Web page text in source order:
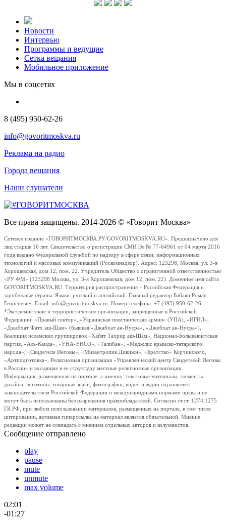
Новости
Интервью
Программы и ведущие
Сетка вещания
Мобильное приложение
Мы в соцсетях
8 (495) 950-62-26
info@govoritmoskva.ru
Реклама на радио
Города вещания
Наши слушатели
Все права защищены. 2014-2026 © «Говорит Москва»
Сетевое издание «ГОВОРИТМОСКВА.РУ/GOVORITMOSKVA.RU». Предназначено для
лиц старше 16 лет. Свидетельство о регистрации СМИ Эл № 77-64961 от 04 марта 2016
года выдано Федеральной службой по надзору в сфере связи, информационных
технологий и массовых коммуникаций (Роскомнадзор). Адрес: 123298, Москва, ул. 3-я
Хорошевская, дом 12, пом. 22. Учредитель Общество с ограниченной ответственностью
«РУ ФМ» (123298 Москва, ул. 3-я Хорошевская, дом 12, пом. 22). Доменное имя сайта
GOVORITMOSKVA.RU. Территория распространения – Российская Федерация и
зарубежные страны. Языки: русский и английский. Главный редактор Бабаян Роман
Георгиевич. Email: info@govoritmoskva.ru. Номер телефона: +7 (495) 950-62-26
*Экстремистские и террористические организации, запрещенные в Российской
Федерации: «Правый сектор», «Украинская повстанческая армия» (УПА), «ИГИЛ»,
«Джабхат Фатх аш-Шам» (бывшая «Джабхат ан-Нусра», «Джебхат ан-Нусра»),
Коалиция исламских группировок «Хайят Тахрир аш-Шам», Национал-Большевистская
партия, «Аль-Каида», «УНА-УНСО», «Талибан», «Меджлис крымско-татарского
народа», «Свидетели Иеговы», «Мизантропик Дивижн», «Братство» Корчинского,
«Артподготовка», Религиозная организация «Управленческий центр Свидетелей Иеговы
в России» и входящие в ее структуру местные религиозные организации.
Информация, размещенная на портале, а именно: текстовые материалы, элементы
дизайна, логотипы, товарные знаки, фотографии, видео и аудио охраняются
законодательством Российской Федерации и международными нормами права и не
могут быть использованы без разрешения правообладателей. Согласно ст.ст. 1274,1275
ГК РФ, при любом использовании материалов, размещенных на портале, в том числе
цитировании, активная гиперссылка на материал является обязательной. Мнение
редакции может не совпадать с мнением отдельных авторов и колумнистов.
Сообщение отправлено
play
pause
mute
unmute
max volume
02:01
-01:27